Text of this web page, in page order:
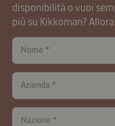
disponibilità o vuoi
più su Kikkoman?
Nome
contactIT-
B2B-
26591-
YlDQXsUxLOekztB
Azienda
Nazione